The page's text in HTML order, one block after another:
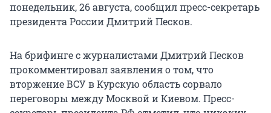
понедельник, 26 августа, сообщил пресс-секретарь
президента России Дмитрий Песков.
На брифинге с журналистами Дмитрий Песков
прокомментировал заявления о том, что
вторжение ВСУ в Курскую область сорвало
переговоры между Москвой и Киевом. Пресс-